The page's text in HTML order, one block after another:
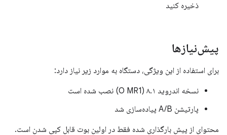
ذخیره کنید
پیش‌نیازها
برای استفاده از این ویژگی، دستگاه به موارد زیر نیاز دارد:
نسخه اندروید ۸.۱ (O MR1) نصب شده است
پارتیشن A/B پیاده‌سازی شد
محتوای از پیش بارگذاری شده فقط در اولین بوت قابل کپی شدن است.